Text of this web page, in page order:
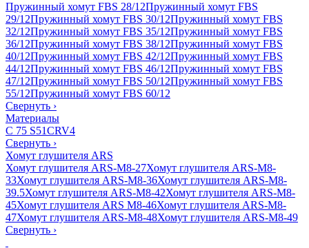
Пружинный хомут FBS 28/12Пружинный хомут FBS
29/12Пружинный хомут FBS 30/12Пружинный хомут FBS
32/12Пружинный хомут FBS 35/12Пружинный хомут FBS
36/12Пружинный хомут FBS 38/12Пружинный хомут FBS
40/12Пружинный хомут FBS 42/12Пружинный хомут FBS
44/12Пружинный хомут FBS 46/12Пружинный хомут FBS
47/12Пружинный хомут FBS 50/12Пружинный хомут FBS
55/12Пружинный хомут FBS 60/12
Свернуть ›
Материалы
C 75 S51CRV4
Свернуть ›
Хомут глушителя ARS
Хомут глушителя ARS-M8-27Хомут глушителя ARS-M8-
33Хомут глушителя ARS-M8-36Хомут глушителя ARS-M8-
39.5Хомут глушителя ARS-M8-42Хомут глушителя ARS-M8-
45Хомут глушителя ARS M8-46Хомут глушителя ARS-M8-
47Хомут глушителя ARS-M8-48Хомут глушителя ARS-M8-49
Свернуть ›